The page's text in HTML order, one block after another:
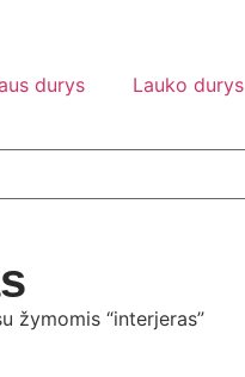
durys Lauko durys
žymomis “interjeras”